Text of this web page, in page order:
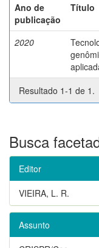
Ano de
publicação
Título
2020
Resultado 1-1 de 1.
Busca
Editor
VIEIRA, L. R.
Assunto